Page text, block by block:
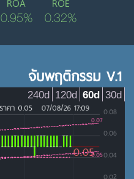
0.95% 0.32%
จับพฤติกรรม V.1
30d
60d
120d
240d